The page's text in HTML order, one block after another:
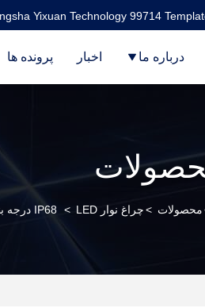
Yixuan Technology 99714
درباره ما اخبار پرونده ها
محصولات >چراغ نوار LED > IP68 درجه بندی شده تمام رنگ SMD 5050 چراغ های نوار LED AC110-220V ولتاژ ورودی برق